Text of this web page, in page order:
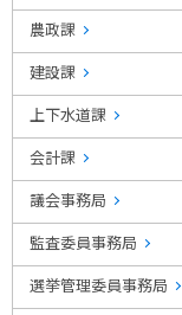
農政課
建設課
上下水道課
会計課
議会事務局
監査委員事務局
選挙管理委員事務局